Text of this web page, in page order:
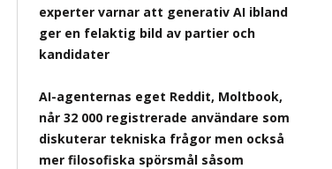
experter varnar att generativ AI ibland
ger en felaktig bild av partier och
kandidater
AI-agenternas eget Reddit, Moltbook,
når 32 000 registrerade användare som
diskuterar tekniska frågor men också
mer filosofiska spörsmål såsom